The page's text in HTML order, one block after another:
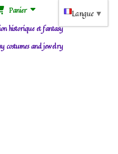
historique et fantasy
and jewelry
Panier Langue ▼